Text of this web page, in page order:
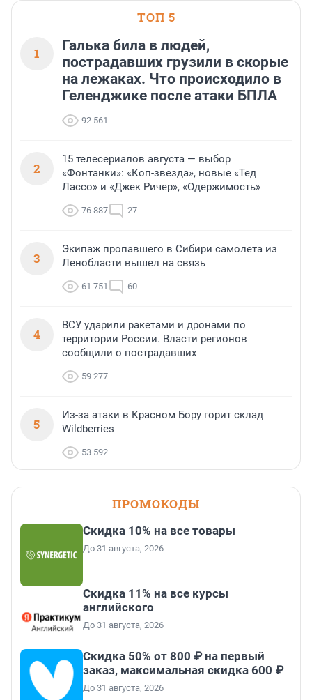
ТОП 5
1
Галька била в людей,
пострадавших грузили в скорые
на лежаках. Что происходило в
Геленджике после атаки БПЛА
92 561
2
15 телесериалов августа — выбор
«Фонтанки»: «Коп-звезда», новые «Тед
Лассо» и «Джек Ричер», «Одержимость»
76 887 27
3
Экипаж пропавшего в Сибири самолета из
Ленобласти вышел на связь
61 751 60
4
ВСУ ударили ракетами и дронами по
территории России. Власти регионов
сообщили о пострадавших
59 277
5
Из-за атаки в Красном Бору горит склад
Wildberries
53 592
ПРОМОКОДЫ
Скидка 10% на все товары
До 31 августа, 2026
Скидка 11% на все курсы
английского
До 31 августа, 2026
Скидка 50% от 800 ₽ на первый
заказ, максимальная скидка 600 ₽
До 31 августа, 2026